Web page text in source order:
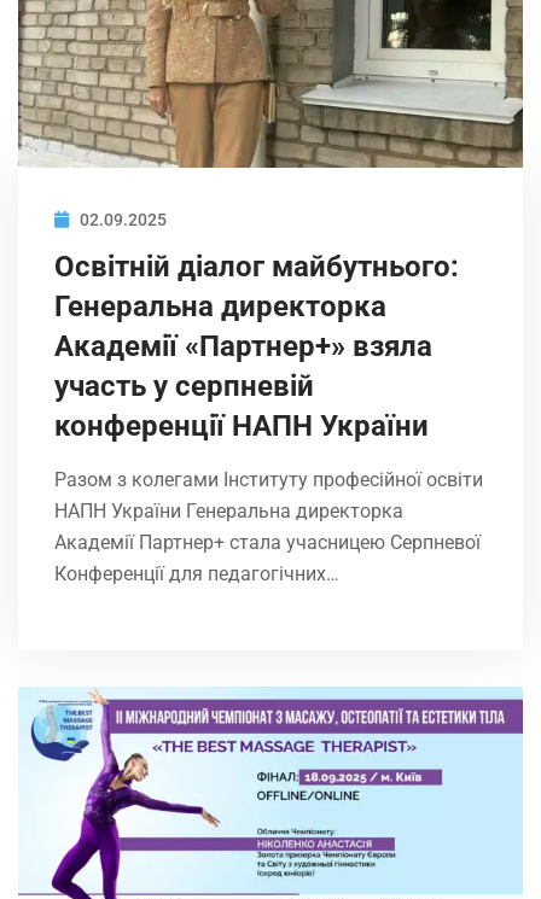
02.09.2025
Освітній діалог майбутнього:
Генеральна директорка
Академії «Партнер+» взяла
участь у серпневій
конференції НАПН України
Разом з колегами Інституту професійної освіти
НАПН України Генеральна директорка
Академії Партнер+ стала учасницею Серпневої
Конференції для педагогічних…